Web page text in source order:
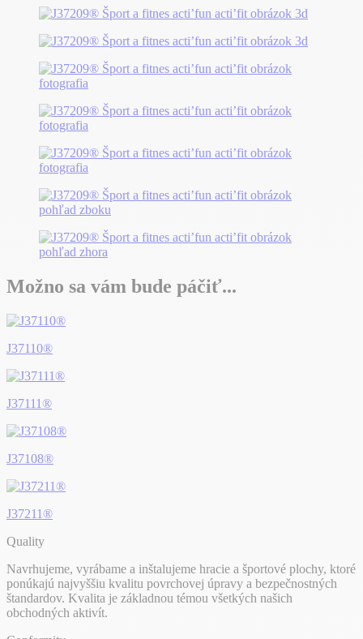
Možno sa vám bude páčiť...
J37110®
J37111®
J37108®
J37211®
Quality
Navrhujeme, vyrábame a inštalujeme hracie a športové plochy, ktoré
ponúkajú najvyššiu kvalitu povrchovej úpravy a bezpečnostných
štandardov. Kvalita je základnou témou všetkých našich
obchodných aktivít.